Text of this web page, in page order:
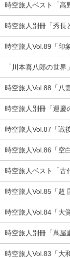
時空旅人ベスト「高
時空旅人別冊「秀長
時空旅人Vol.89「印
「川本喜八郎の世
時空旅人Vol.88「八
時空旅人別冊「運慶
時空旅人Vol.87「戦
時空旅人Vol.86「空
時空旅人ベスト「古
時空旅人Vol.85「超
時空旅人Vol.84「大
時空旅人別冊「蔦屋
時空旅人Vol.83「大